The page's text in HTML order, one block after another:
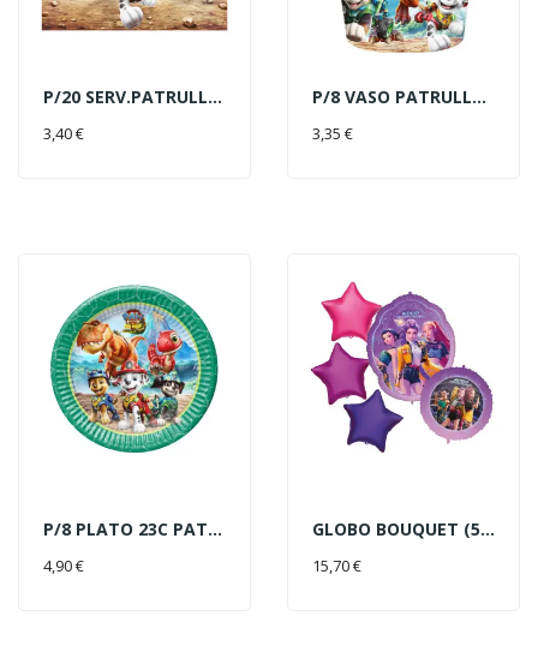
P/20 SERV.PATRULLA CANINA DINO
3,40 €
P/8 VASO PATRULLA CANINA Y DIN
3,35 €
P/8 PLATO 23C PATRULLA CANINA
4,90 €
GLOBO BOUQUET (5) K-POP
15,70 €